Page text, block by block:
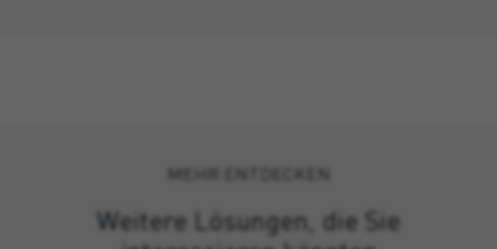
MEHR ENTDECKEN
Weitere Lösungen, die Sie